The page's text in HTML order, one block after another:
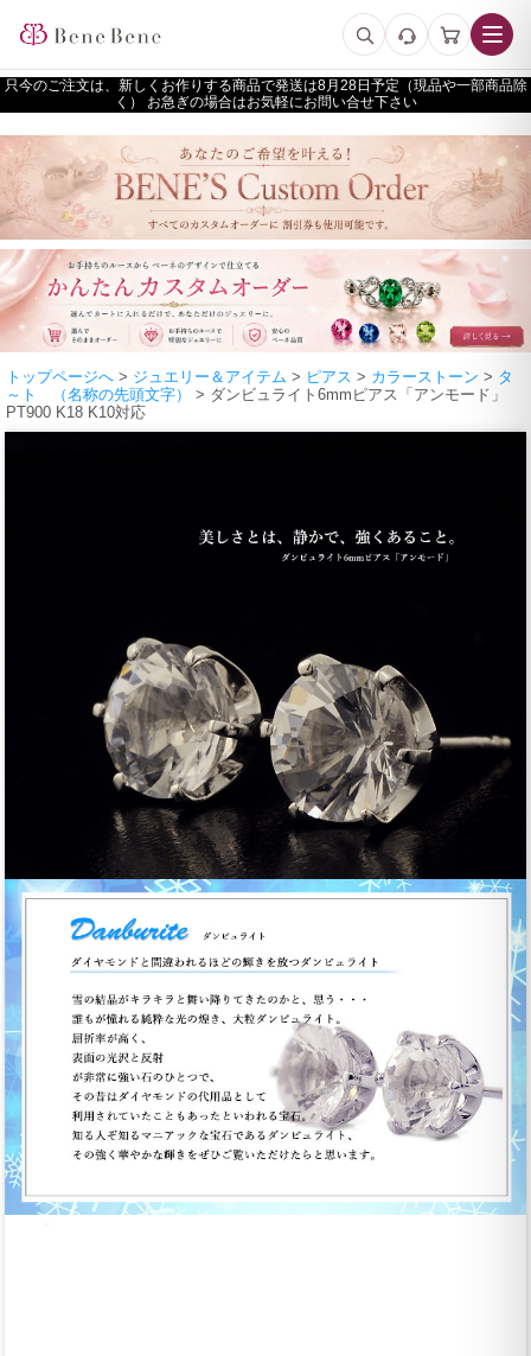
只今のご注文は、新しくお作りする商品で発送は
予定（現品や一部商品除
く） お急ぎの場合はお気軽にお問い合せ下さい
トップページへ > ジュエリー＆アイテム > ピアス > カラーストーン > タ
～ト （名称の先頭文字）
> ダンビュライト6mmピアス「アンモード」
PT900 K18 K10対応